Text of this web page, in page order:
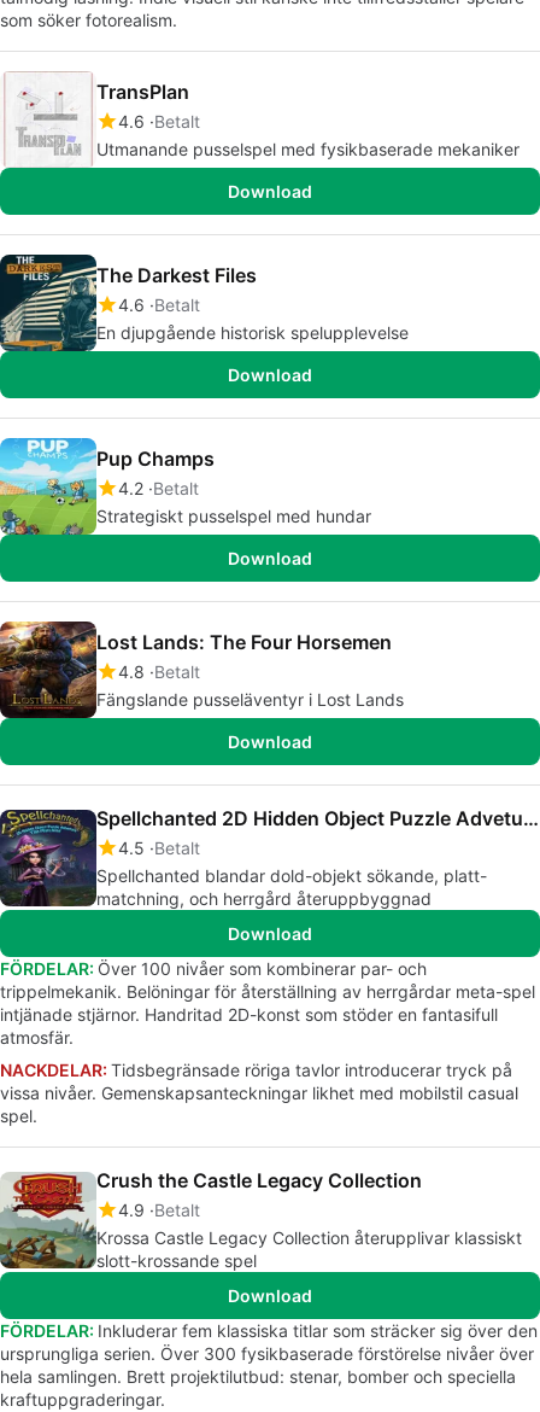
som söker fotorealism.
TransPlan
4.6 Betalt
Utmanande pusselspel med fysikbaserade mekaniker
Download
The Darkest Files
4.6 Betalt
En djupgående historisk spelupplevelse
Download
Pup Champs
4.2 Betalt
Strategiskt pusselspel med hundar
Download
Lost Lands: The Four Horsemen
4.8 Betalt
Fängslande pusseläventyr i Lost Lands
Download
Spellchanted 2D Hidden Object Puzzle Adveture Tile-Matching
4.5 Betalt
Spellchanted blandar dold-objekt sökande, platt-
matchning, och herrgård återuppbyggnad
Download
FÖRDELAR: Över 100 nivåer som kombinerar par- och
trippelmekanik. Belöningar för återställning av herrgårdar meta-spel
intjänade stjärnor. Handritad 2D-konst som stöder en fantasifull
atmosfär.
NACKDELAR: Tidsbegränsade röriga tavlor introducerar tryck på
vissa nivåer. Gemenskapsanteckningar likhet med mobilstil casual
spel.
Crush the Castle Legacy Collection
4.9 Betalt
Krossa Castle Legacy Collection återupplivar klassiskt
slott-krossande spel
Download
FÖRDELAR: Inkluderar fem klassiska titlar som sträcker sig över den
ursprungliga serien. Över 300 fysikbaserade förstörelse nivåer över
hela samlingen. Brett projektilutbud: stenar, bomber och speciella
kraftuppgraderingar.